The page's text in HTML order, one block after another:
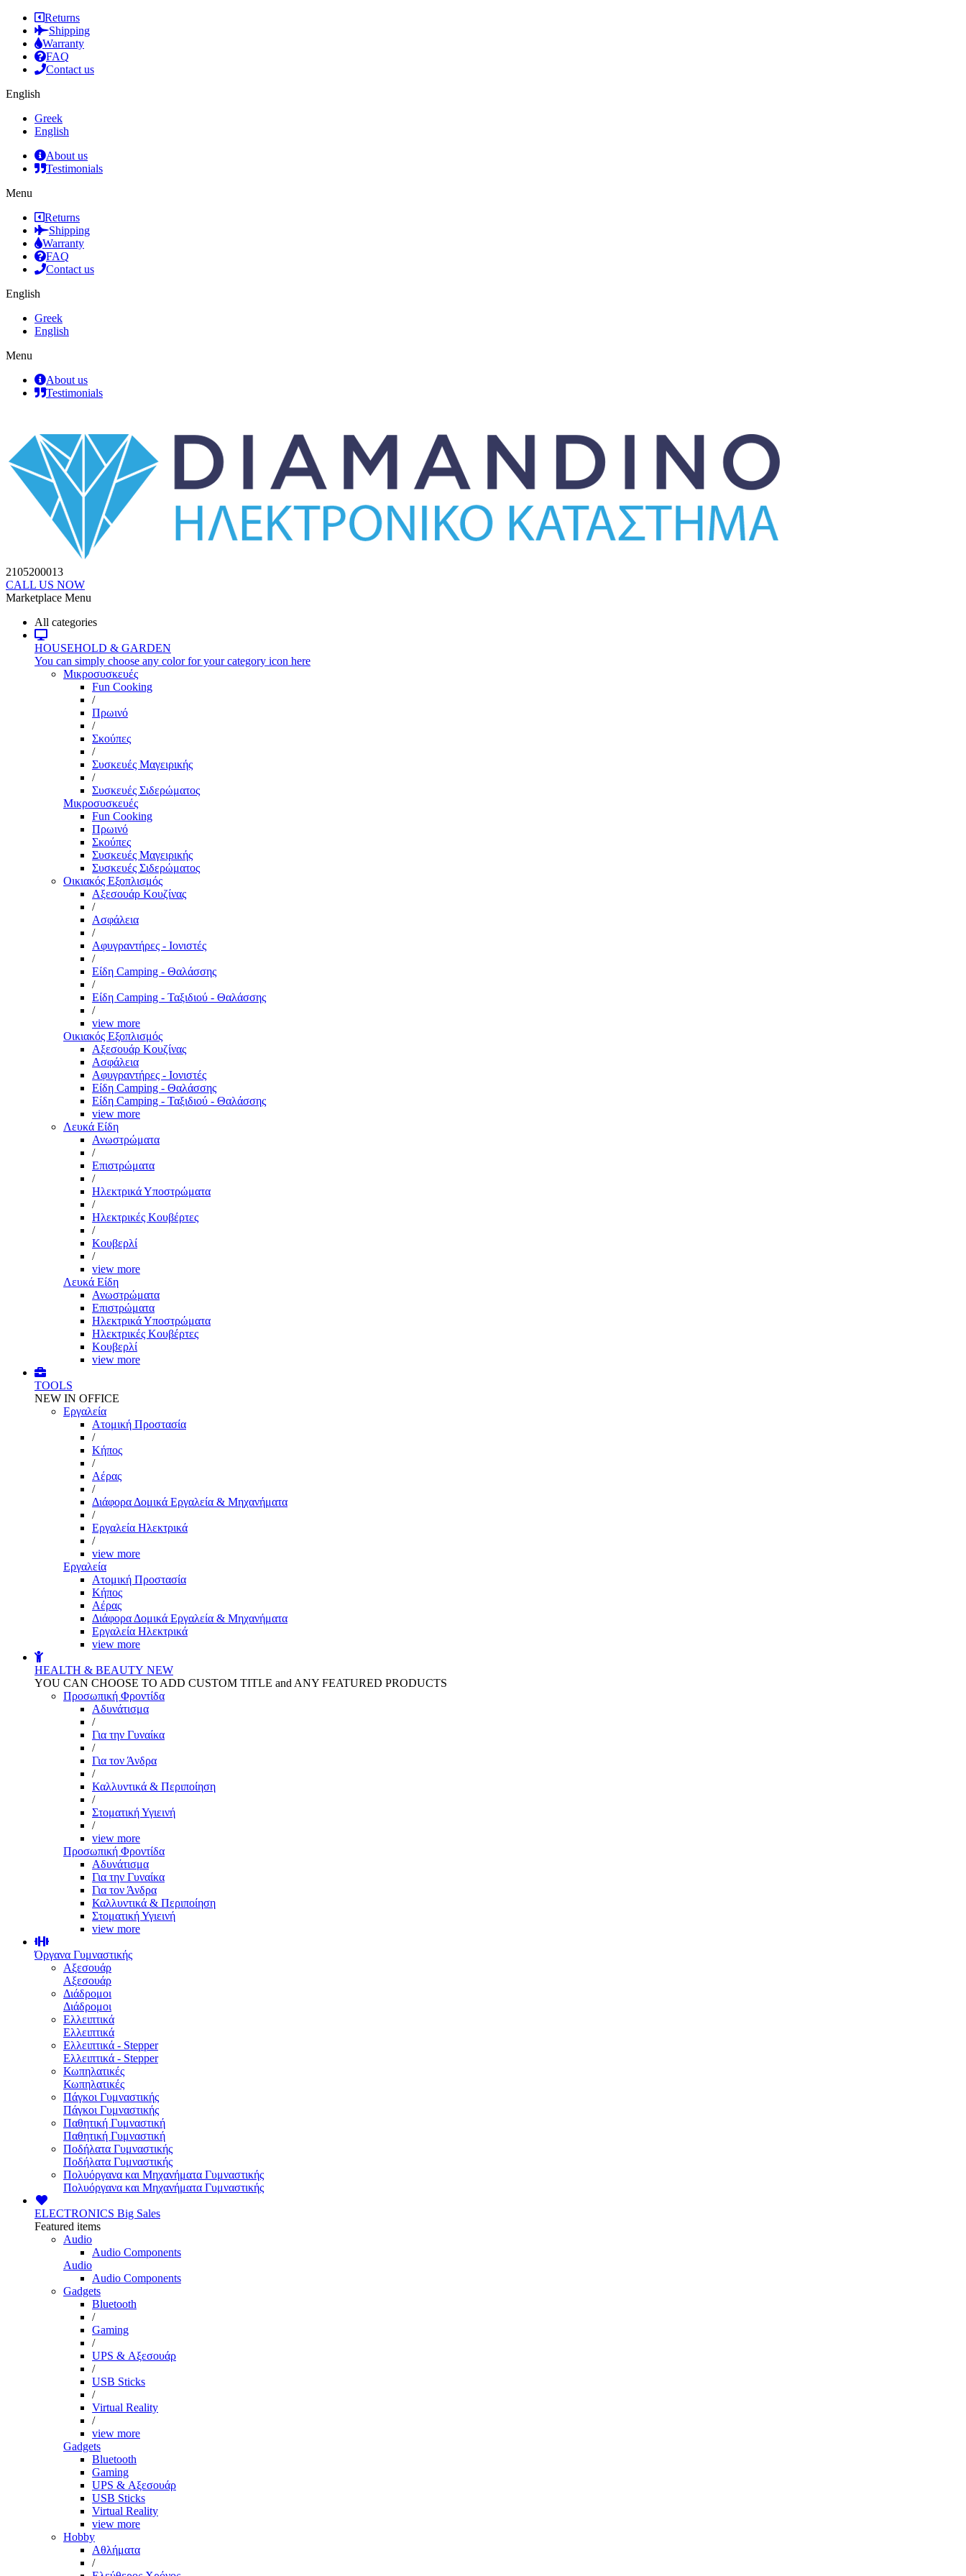
Returns
Shipping
Warranty
FAQ
Contact us
English
Greek
English
About us
Testimonials
Menu
Returns
Shipping
Warranty
FAQ
Contact us
English
Greek
English
Menu
About us
Testimonials
2105200013
CALL US NOW
Marketplace Menu
All categories
HOUSEHOLD & GARDEN
You can simply choose any color for your category icon here
Μικροσυσκευές
Fun Cooking
/
Πρωινό
/
Σκούπες
/
Συσκευές Μαγειρικής
/
Συσκευές Σιδερώματος
Μικροσυσκευές
Fun Cooking
Πρωινό
Σκούπες
Συσκευές Μαγειρικής
Συσκευές Σιδερώματος
Οικιακός Εξοπλισμός
Αξεσουάρ Κουζίνας
/
Ασφάλεια
/
Αφυγραντήρες - Ιονιστές
/
Είδη Camping - Θαλάσσης
/
Είδη Camping - Ταξιδιού - Θαλάσσης
/
view more
Οικιακός Εξοπλισμός
Αξεσουάρ Κουζίνας
Ασφάλεια
Αφυγραντήρες - Ιονιστές
Είδη Camping - Θαλάσσης
Είδη Camping - Ταξιδιού - Θαλάσσης
view more
Λευκά Είδη
Ανωστρώματα
/
Επιστρώματα
/
Ηλεκτρικά Υποστρώματα
/
Ηλεκτρικές Κουβέρτες
/
Κουβερλί
/
view more
Λευκά Είδη
Ανωστρώματα
Επιστρώματα
Ηλεκτρικά Υποστρώματα
Ηλεκτρικές Κουβέρτες
Κουβερλί
view more
TOOLS
NEW IN OFFICE
Εργαλεία
Aτομική Προστασία
/
Kήπος
/
Αέρας
/
Διάφορα Δομικά Εργαλεία & Μηχανήματα
/
Εργαλεία Ηλεκτρικά
/
view more
Εργαλεία
Aτομική Προστασία
Kήπος
Αέρας
Διάφορα Δομικά Εργαλεία & Μηχανήματα
Εργαλεία Ηλεκτρικά
view more
HEALTH & BEAUTY NEW
YOU CAN CHOOSE TO ADD CUSTOM TITLE and ANY FEATURED PRODUCTS
Προσωπική Φροντίδα
Αδυνάτισμα
/
Για την Γυναίκα
/
Για τον Άνδρα
/
Καλλυντικά & Περιποίηση
/
Στοματική Υγιεινή
/
view more
Προσωπική Φροντίδα
Αδυνάτισμα
Για την Γυναίκα
Για τον Άνδρα
Καλλυντικά & Περιποίηση
Στοματική Υγιεινή
view more
Όργανα Γυμναστικής
Αξεσουάρ
Αξεσουάρ
Διάδρομοι
Διάδρομοι
Ελλειπτικά
Ελλειπτικά
Ελλειπτικά - Stepper
Ελλειπτικά - Stepper
Κωπηλατικές
Κωπηλατικές
Πάγκοι Γυμναστικής
Πάγκοι Γυμναστικής
Παθητική Γυμναστική
Παθητική Γυμναστική
Ποδήλατα Γυμναστικής
Ποδήλατα Γυμναστικής
Πολυόργανα και Μηχανήματα Γυμναστικής
Πολυόργανα και Μηχανήματα Γυμναστικής
ELECTRONICS Big Sales
Featured items
Audio
Audio Components
Audio
Audio Components
Gadgets
Bluetooth
/
Gaming
/
UPS & Αξεσουάρ
/
USB Sticks
/
Virtual Reality
/
view more
Gadgets
Bluetooth
Gaming
UPS & Αξεσουάρ
USB Sticks
Virtual Reality
view more
Hobby
Αθλήματα
/